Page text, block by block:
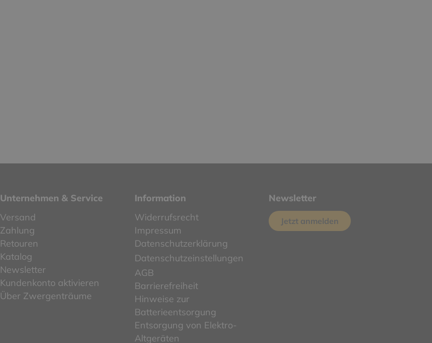
Unternehmen & Service
Versand
Zahlung
Retouren
Katalog
Newsletter
Kundenkonto aktivieren
Über Zwergenträume
Information
Widerrufsrecht
Impressum
Datenschutzerklärung
Datenschutzeinstellungen
AGB
Barrierefreiheit
Hinweise zur
Batterieentsorgung
Entsorgung von Elektro-
Altgeräten
Newsletter
Jetzt anmelden